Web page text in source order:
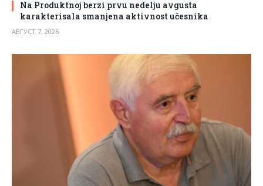
Na Produktnoj berzi prvu nedelju avgusta
karakterisala smanjena aktivnost učesnika
АВГУСТ 7, 2026